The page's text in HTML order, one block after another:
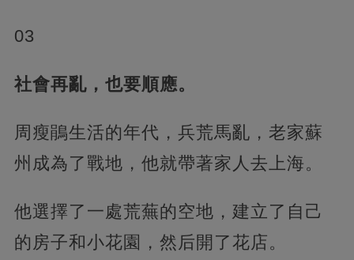
03
社會再亂，也要順應。
周瘦鵑生活的年代，兵荒馬亂，老家蘇
州成為了戰地，他就帶著家人去上海。
他選擇了一處荒蕪的空地，建立了自己
的房子和小花園，然后開了花店。